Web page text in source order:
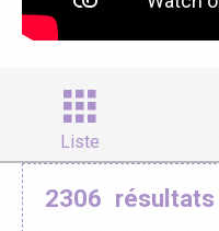
Liste
2306 résultats